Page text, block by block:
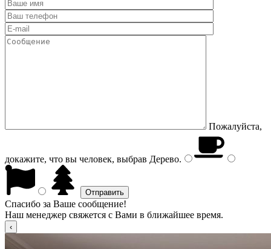
Пожалуйста,
докажите, что вы человек, выбрав Дерево.
Спасибо за Ваше сообщение!
Наш менеджер свяжется с Вами в ближайшее время.